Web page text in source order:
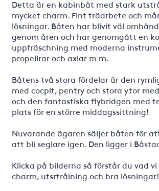
Detta är en kabinbåt med stark
mycket charm. Fint träarbete och
lösningar. Båten har blivit väl
genom åren och har genomgått en
uppfräschning med moderna
propellrar och axlar m m.
Båtens två stora fördelar är den
med cocpit, pentry och stora ytor
och den fantastiska flybridgen med
plats för en större middagssittning!
Nuvarande ägaren säljer båten för
att bli seglare igen. Den ligger i
Klicka på bilderna så förstår du vad
charm, utsrtrålning och bra lösningar!